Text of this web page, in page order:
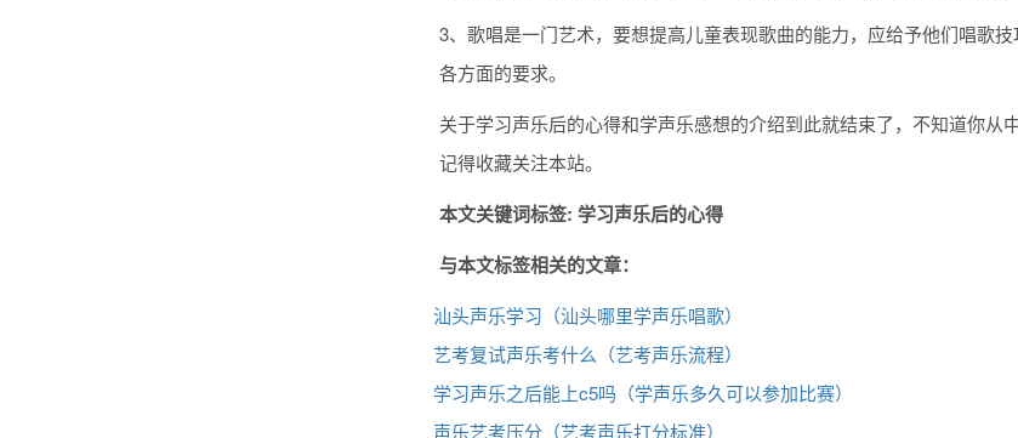
3、歌唱是一门艺术，要想提高儿童表现歌曲的能力，应给予他们唱歌
各方面的要求。
关于学习声乐后的心得和学声乐感想的介绍到此就结束了，不知道你从
记得收藏关注本站。
本文关键词标签: 学习声乐后的心得
与本文标签相关的文章：
汕头声乐学习（汕头哪里学声乐唱歌）
艺考复试声乐考什么（艺考声乐流程）
学习声乐之后能上c5吗（学声乐多久可以参加比赛）
声乐艺考压分（艺考声乐打分标准）